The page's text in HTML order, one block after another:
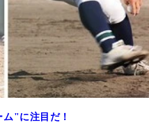
"に注目だ！